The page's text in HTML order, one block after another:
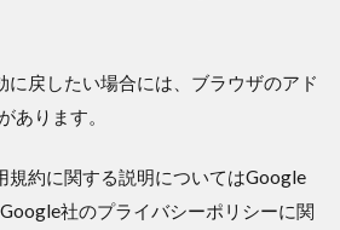
戻したい場合には、ブラウザのアド
あります。
規約に関する説明についてはGoogle
社のプライバシーポリシーに関